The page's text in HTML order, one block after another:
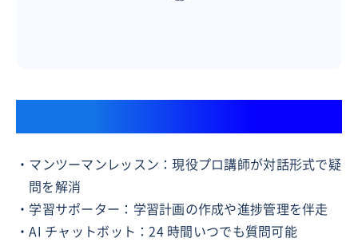
・マンツーマンレッスン：現役プロ講師が対話形式で疑
問を解消
・学習サポーター：学習計画の作成や進捗管理を伴走
・AI チャットボット：24 時間いつでも質問可能